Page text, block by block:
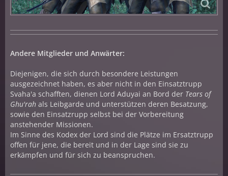
Andere Mitglieder und Anwärter:
Diejenigen, die sich durch besondere Leistungen
ausgezeichnet haben, es aber nicht in den Einsatztrupp
Svaha'a schafften, dienen Lord Aduyai an Bord der Tears of
Ghu'rah als Leibgarde und unterstützen deren Besatzung,
sowie den Einsatzrupp selbst bei der Vorbereitung
anstehender Missionen.
Im Sinne des Kodex der Lord sind die Plätze im Ersatztrupp
offen für jene, die bereit und in der Lage sind sie zu
erkämpfen und für sich zu beanspruchen.